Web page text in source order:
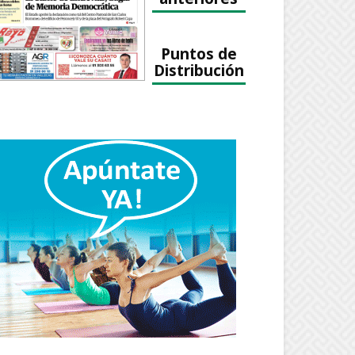
Puntos de
Distribución